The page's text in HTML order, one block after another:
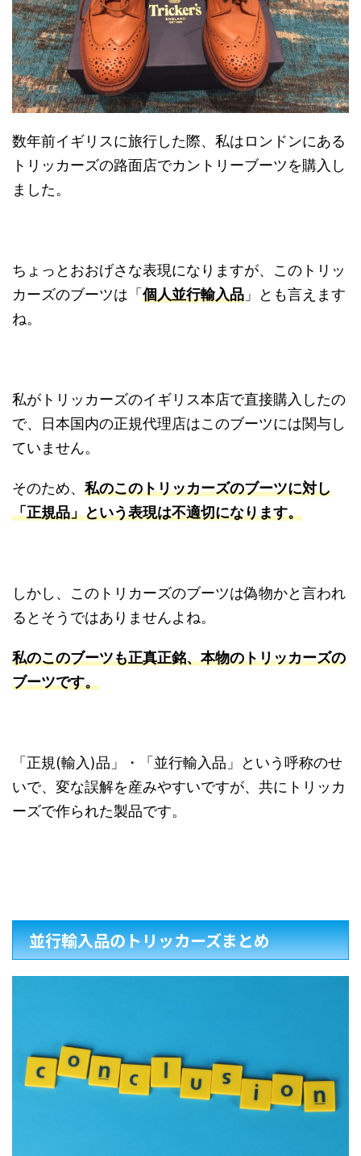
数年前イギリスに旅行した際、私はロンドンにある
トリッカーズの路面店でカントリーブーツを購入し
ました。
ちょっとおおげさな表現になりますが、このトリッ
カーズのブーツは「 個人並行輸入品 」とも言えます
ね。
私がトリッカーズのイギリス本店で直接購入したの
で、日本国内の正規代理店はこのブーツには関与し
ていません。
そのため、 私のこのトリッカーズのブーツに対し
「正規品」という表現は不適切になります。
しかし、このトリカーズのブーツは偽物かと言われ
るとそうではありませんよね。
私のこのブーツも正真正銘、本物のトリッカーズの
ブーツです。
「正規(輸入)品」・「並行輸入品」という呼称のせ
いで、変な誤解を産みやすいですが、共にトリッカ
ーズで作られた製品です。
並行輸入品のトリッカーズまとめ